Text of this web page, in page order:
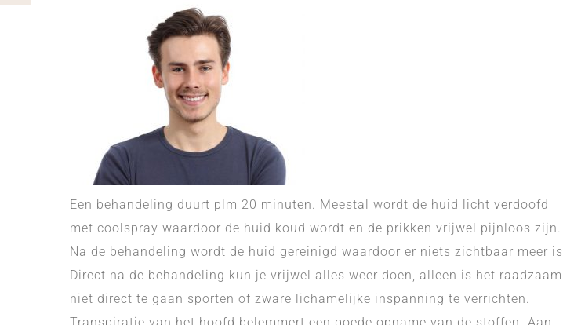
Een behandeling duurt plm 20 minuten. Meestal wordt de huid licht verdoofd
met coolspray waardoor de huid koud wordt en de prikken vrijwel pijnloos zijn.
Na de behandeling wordt de huid gereinigd waardoor er niets zichtbaar meer is.
Direct na de behandeling kun je vrijwel alles weer doen, alleen is het raadzaam
niet direct te gaan sporten of zware lichamelijke inspanning te verrichten.